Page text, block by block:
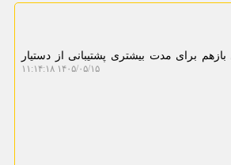
برای مدت بیشتری پشتیبانی از دستیار
۱۴۰۵/۰۵/۱۵ ۱۱:۱۴:۱۸